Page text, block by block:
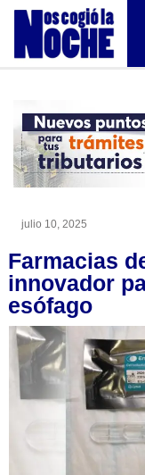
julio 10, 2025
Farmacias
innovador
esófago